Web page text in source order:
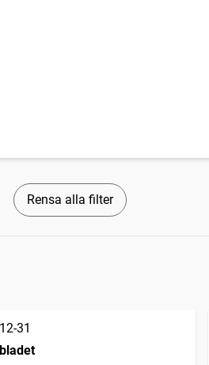
Rensa alla filter
31